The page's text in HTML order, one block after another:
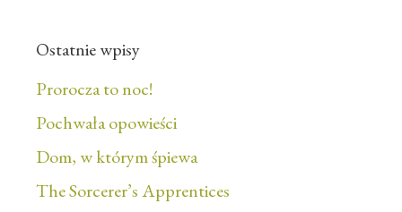
Ostatnie wpisy
Prorocza to noc!
Pochwała opowieści
Dom, w którym śpiewa
The Sorcerer’s Apprentices